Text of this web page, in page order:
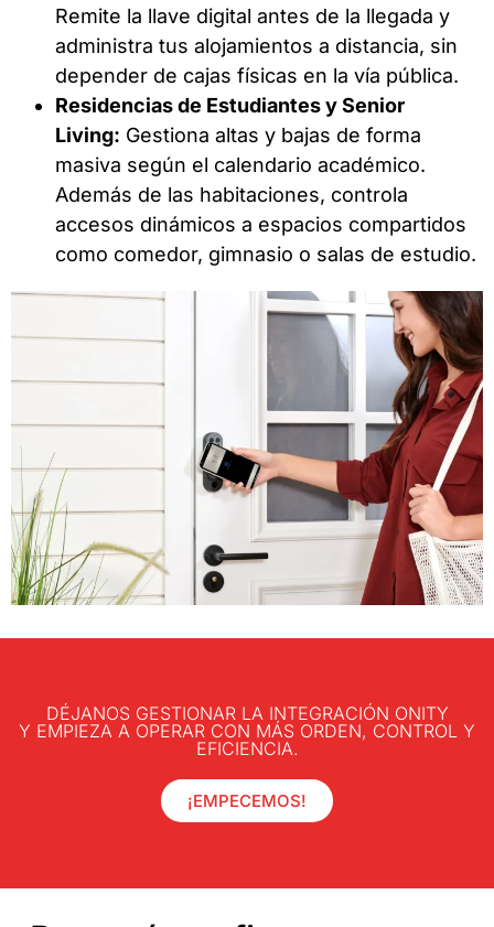
Remite la llave digital antes de la llegada y
administra tus alojamientos a distancia, sin
depender de cajas físicas en la vía pública.
Residencias de Estudiantes y Senior
Living: Gestiona altas y bajas de forma
masiva según el calendario académico.
Además de las habitaciones, controla
accesos dinámicos a espacios compartidos
como comedor, gimnasio o salas de estudio.
DÉJANOS GESTIONAR LA INTEGRACIÓN ONITY
Y EMPIEZA A OPERAR CON MÁS ORDEN, CONTROL Y
EFICIENCIA.
¡EMPECEMOS!